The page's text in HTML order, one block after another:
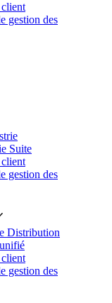
client
gestion des
Suite
client
gestion des
Distribution
client
gestion des